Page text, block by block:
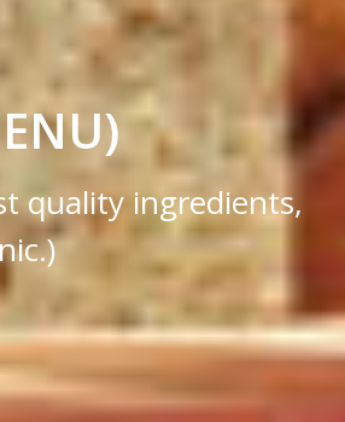
quality ingredients,